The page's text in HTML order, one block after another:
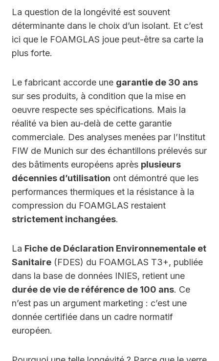
La question de la longévité est souvent
déterminante dans le choix d’un isolant. Et c’est
ici que le FOAMGLAS joue peut-être sa carte la
plus forte.
Le fabricant accorde une garantie de 30 ans
sur ses produits, à condition que la mise en
oeuvre respecte ses spécifications. Mais la
réalité va bien au-delà de cette garantie
commerciale. Des analyses menées par l’Institut
FIW de Munich sur des échantillons prélevés sur
des bâtiments européens après plusieurs
décennies d’utilisation ont démontré que les
performances thermiques et la résistance à la
compression du FOAMGLAS restaient
strictement inchangées.
La Fiche de Déclaration Environnementale et
Sanitaire (FDES) du FOAMGLAS T3+, publiée
dans la base de données INIES, retient une
durée de vie de référence de 100 ans. Ce
n’est pas un argument marketing : c’est une
donnée certifiée dans un cadre normatif
européen.